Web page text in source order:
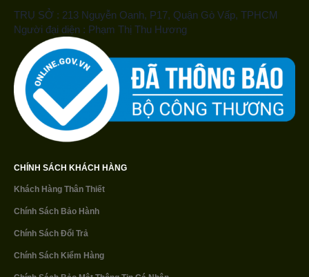
TRỤ SỞ : 213 Nguyễn Oanh, P17, Quận Gò Vấp, TPHCM
Người đại diện : Phạm Thị Thu Hương
CHÍNH SÁCH KHÁCH HÀNG
Khách Hàng Thân Thiết
Chính Sách Bảo Hành
Chính Sách Đổi Trả
Chính Sách Kiểm Hàng